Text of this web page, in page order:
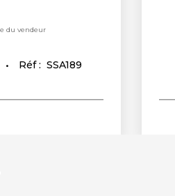
du vendeur
Réf : SSA189